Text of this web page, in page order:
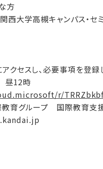
方
大学高槻キャンパス・セ
クセスし、必要事項を登録
昼12時
r/
教育グループ 国際教育支